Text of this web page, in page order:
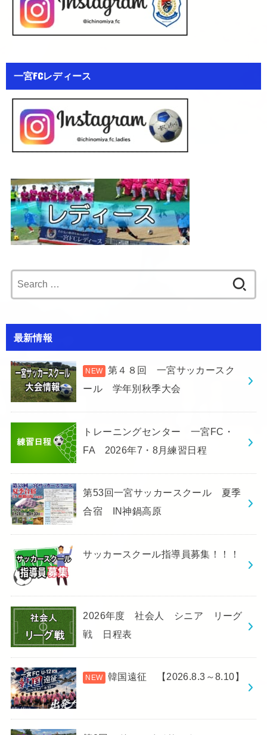
一宮FCレディース
for:
最新情報
第４８回 一宮サッカースク
ール 学年別秋季大会
トレーニングセンター 一宮FC・
FA 2026年7・8月練習日程
第53回一宮サッカースクール 夏季
合宿 IN神鍋高原
サッカースクール指導員募集！！！
2026年度 社会人 シニア リーグ
戦 日程表
韓国遠征 【2026.8.3～8.10】